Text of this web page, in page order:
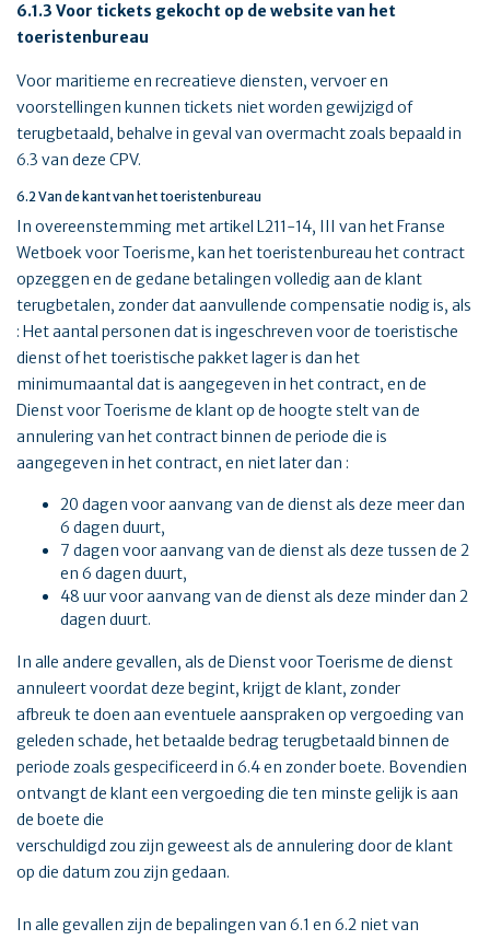
6.1.3 Voor tickets gekocht op de website van het
toeristenbureau
Voor maritieme en recreatieve diensten, vervoer en
voorstellingen kunnen tickets niet worden gewijzigd of
terugbetaald, behalve in geval van overmacht zoals bepaald in
6.3 van deze CPV.
6.2 Van de kant van het toeristenbureau
In overeenstemming met artikel L211-14, III van het Franse
Wetboek voor Toerisme, kan het toeristenbureau het contract
opzeggen en de gedane betalingen volledig aan de klant
terugbetalen, zonder dat aanvullende compensatie nodig is, als
: Het aantal personen dat is ingeschreven voor de toeristische
dienst of het toeristische pakket lager is dan het
minimumaantal dat is aangegeven in het contract, en de
Dienst voor Toerisme de klant op de hoogte stelt van de
annulering van het contract binnen de periode die is
aangegeven in het contract, en niet later dan :
20 dagen voor aanvang van de dienst als deze meer dan
6 dagen duurt,
7 dagen voor aanvang van de dienst als deze tussen de 2
en 6 dagen duurt,
48 uur voor aanvang van de dienst als deze minder dan 2
dagen duurt.
In alle andere gevallen, als de Dienst voor Toerisme de dienst
annuleert voordat deze begint, krijgt de klant, zonder
afbreuk te doen aan eventuele aanspraken op vergoeding van
geleden schade, het betaalde bedrag terugbetaald binnen de
periode zoals gespecificeerd in 6.4 en zonder boete. Bovendien
ontvangt de klant een vergoeding die ten minste gelijk is aan
de boete die
verschuldigd zou zijn geweest als de annulering door de klant
op die datum zou zijn gedaan.
In alle gevallen zijn de bepalingen van 6.1 en 6.2 niet van